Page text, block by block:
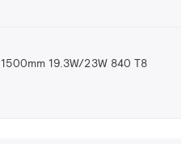
19.3W/23W 840 T8